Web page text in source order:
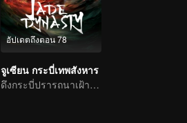
อัปเดตถึงตอน 78
จูเซียน กระบี่เทพสังหาร
ดึงกระบี่ปรารถนาเฝ้าถามหมู่เซียน จะบำเพ็ญเพียรอย่างไรไม่ให้จิตใจยึดติด